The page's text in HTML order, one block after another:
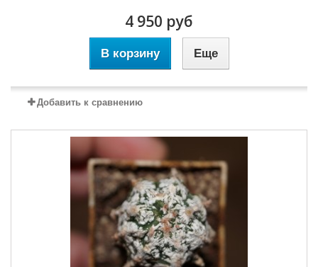
4 950 руб
В корзину Еще
Добавить к сравнению